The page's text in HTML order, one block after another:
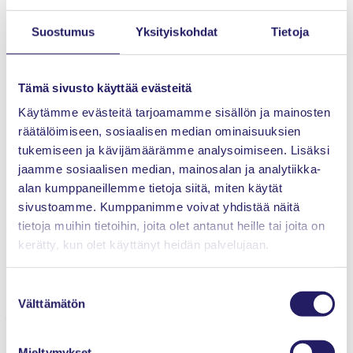
Suostumus Yksityiskohdat Tietoja
Tämä sivusto käyttää evästeitä
Käytämme evästeitä tarjoamamme sisällön ja mainosten
räätälöimiseen, sosiaalisen median ominaisuuksien
tukemiseen ja kävijämäärämme analysoimiseen. Lisäksi
jaamme sosiaalisen median, mainosalan ja analytiikka-
alan kumppaneillemme tietoja siitä, miten käytät
sivustoamme. Kumppanimme voivat yhdistää näitä
tietoja muihin tietoihin, joita olet antanut heille tai joita on
kerätty, kun olet käyttänyt heidän palvelujaan.
valinta
Välttämätön
(Professori
18.10.2020).
MLP
MODULAR
LEARNING
PROCESSES
OY
Ketterä tunneäly on siis kykyä lukea tunteita ja ihmissuhteisiin
liittyviä tilannesidonnaisia tarpeita sekä reagoida niihin tilanteen
edellyttämällä tavalla. Tunneäly ei ole vakio-ominaisuus, vaan sen
kehittäminen vaatii panostusta. Tunneäly parantaa vuorovaikutusta,
Käytännön oppeja haasteellisen projektin